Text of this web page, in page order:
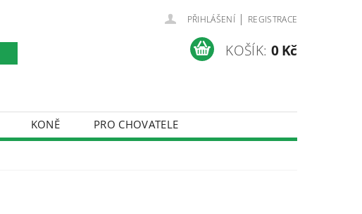
PŘIHLÁŠENÍ | REGISTRACE
KOŠÍK: 0 Kč
KONĚ
PRO CHOVATELE